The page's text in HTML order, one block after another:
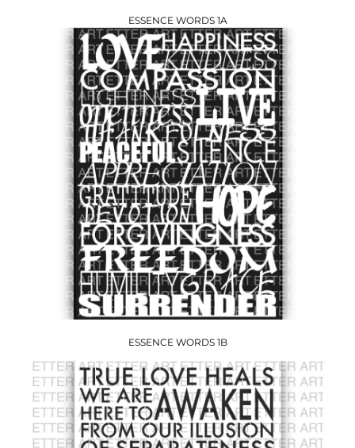
ESSENCE WORDS 1A
ESSENCE WORDS 1B